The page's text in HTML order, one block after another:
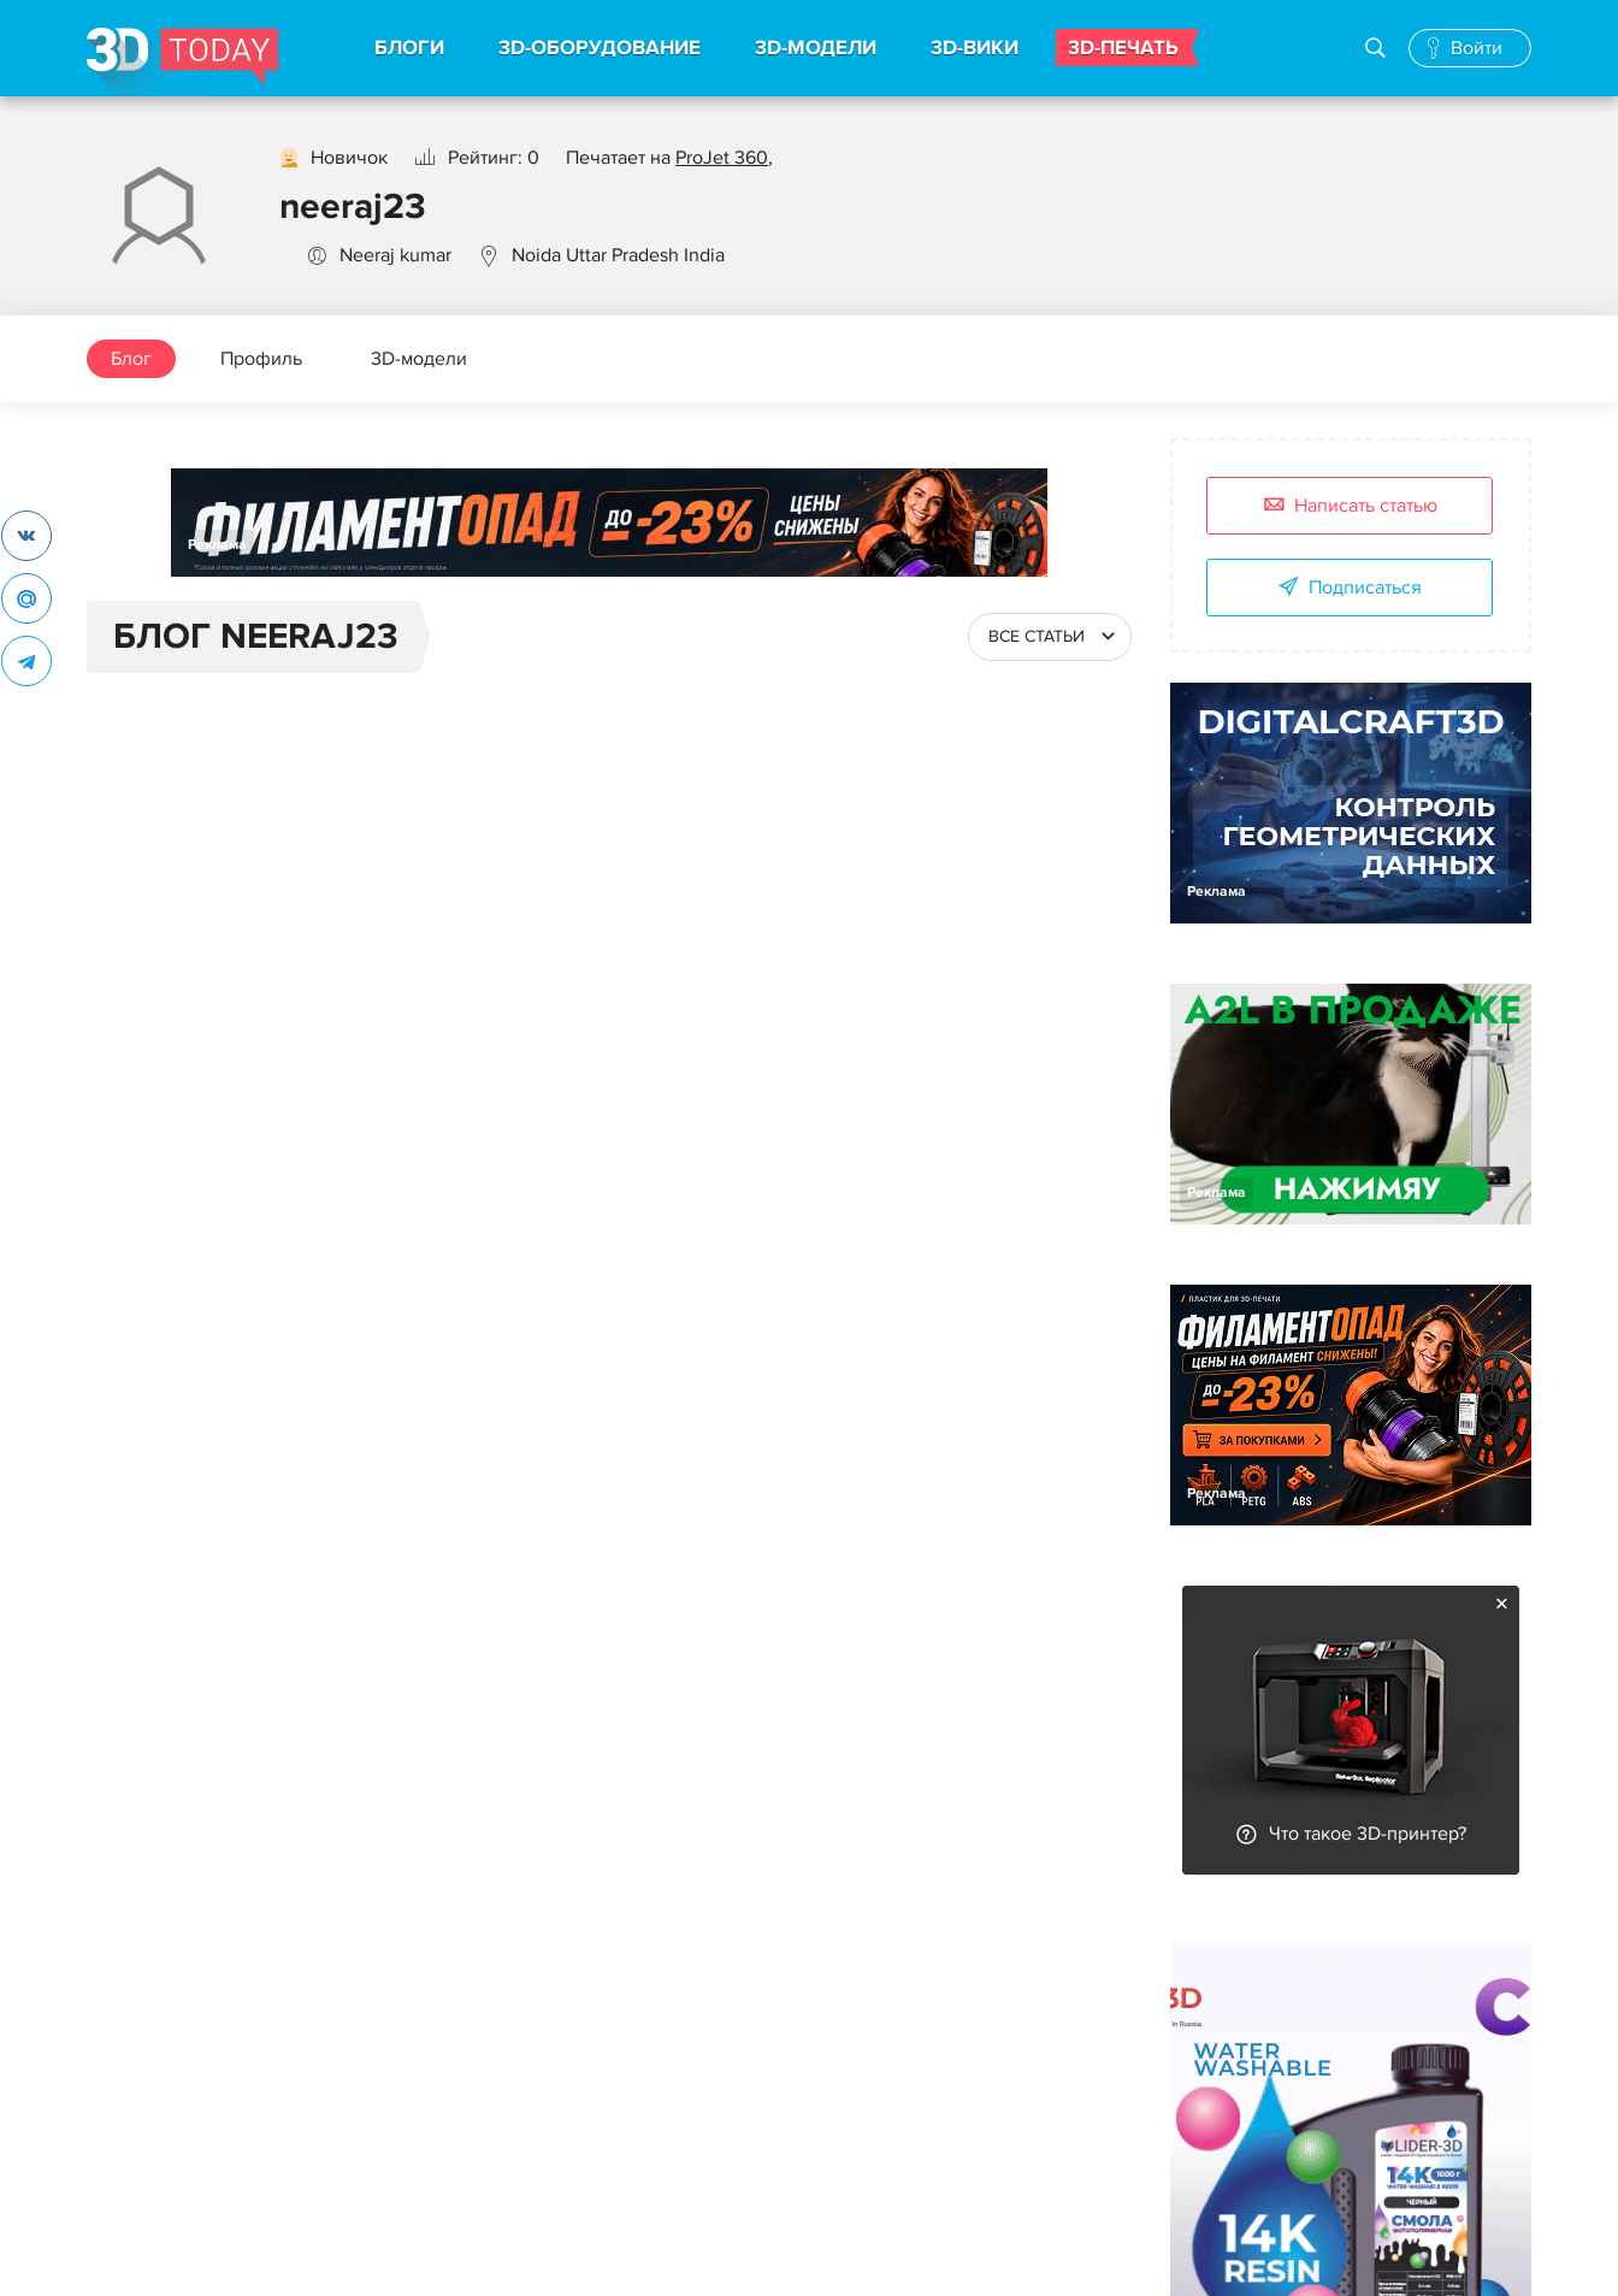
БЛОГИ 3D-ОБОРУДОВАНИЕ 3D-МОДЕЛИ 3D-ВИКИ 3D-ПЕЧАТЬ Войти
Новичок Рейтинг: 0 Печатает на ProJet 360,
neeraj23
Neeraj kumar Noida Uttar Pradesh India
Блог Профиль 3D-модели
Реклама
БЛОГ NEERAJ23 ВСЕ СТАТЬИ
Написать статью
Подписаться
Реклама
Реклама
Реклама
Что такое 3D-принтер?